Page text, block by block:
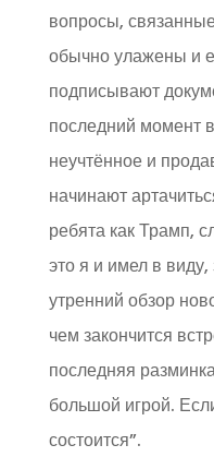
вопросы,
обычно улажены и
подписывают
последний момент
неучтённое и
начинают
ребята как Трамп,
это я и имел в
утренний обзор
чем закончится
последняя
большой игрой.
состоится”.